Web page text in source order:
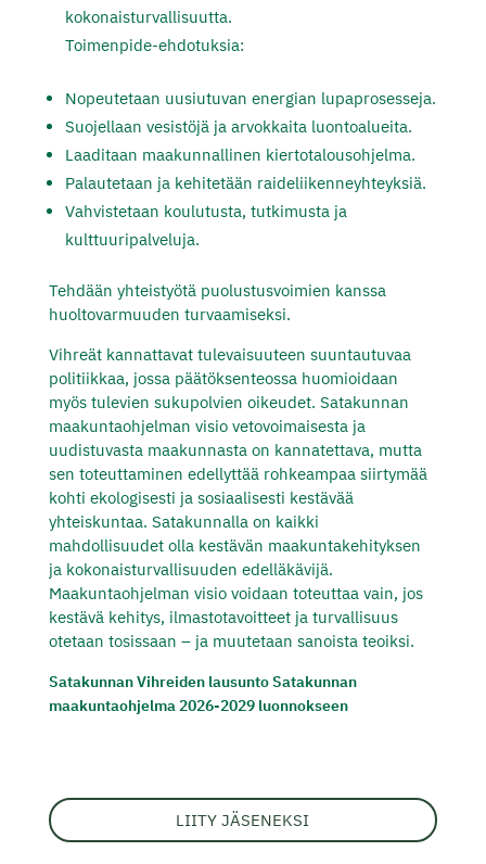
kokonaisturvallisuutta.
Toimenpide-ehdotuksia:
Nopeutetaan uusiutuvan energian lupaprosesseja.
Suojellaan vesistöjä ja arvokkaita luontoalueita.
Laaditaan maakunnallinen kiertotalousohjelma.
Palautetaan ja kehitetään raideliikenneyhteyksiä.
Vahvistetaan koulutusta, tutkimusta ja
kulttuuripalveluja.
Tehdään yhteistyötä puolustusvoimien kanssa
huoltovarmuuden turvaamiseksi.
Vihreät kannattavat tulevaisuuteen suuntautuvaa
politiikkaa, jossa päätöksenteossa huomioidaan
myös tulevien sukupolvien oikeudet. Satakunnan
maakuntaohjelman visio vetovoimaisesta ja
uudistuvasta maakunnasta on kannatettava, mutta
sen toteuttaminen edellyttää rohkeampaa siirtymää
kohti ekologisesti ja sosiaalisesti kestävää
yhteiskuntaa. Satakunnalla on kaikki
mahdollisuudet olla kestävän maakuntakehityksen
ja kokonaisturvallisuuden edelläkävijä.
Maakuntaohjelman visio voidaan toteuttaa vain, jos
kestävä kehitys, ilmastotavoitteet ja turvallisuus
otetaan tosissaan – ja muutetaan sanoista teoiksi.
Satakunnan Vihreiden lausunto Satakunnan
maakuntaohjelma 2026-2029 luonnokseen
LIITY JÄSENEKSI